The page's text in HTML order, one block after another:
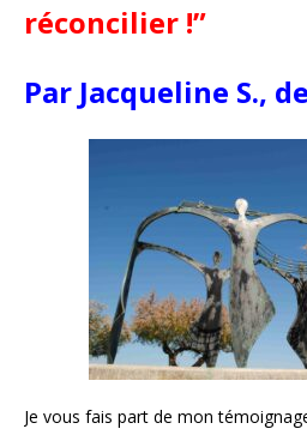
réconcilier !”
Par Jacqueline S.,
Je vous fais part de mon